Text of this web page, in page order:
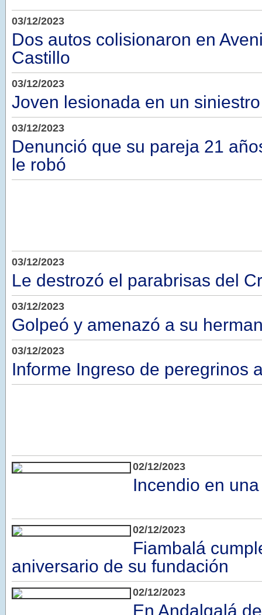
03/12/2023
Dos autos colisionaron en
Castillo
03/12/2023
Joven lesionada en un
03/12/2023
Denunció que su pareja 21
le robó
03/12/2023
Le destrozó el parabrisas del
03/12/2023
Golpeó y amenazó a su
03/12/2023
Informe Ingreso de peregrinos
02/12/2023
Incendio en
02/12/2023
Fiambalá
aniversario de su fundación
02/12/2023
En Andalgalá